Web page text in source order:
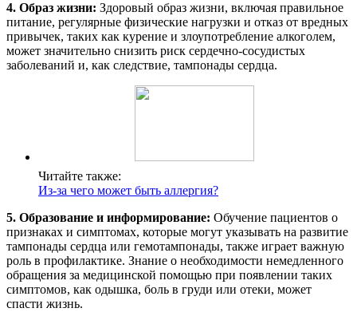
4. Образ жизни: Здоровый образ жизни, включая правильное
питание, регулярные физические нагрузки и отказ от вредных
привычек, таких как курение и злоупотребление алкоголем,
может значительно снизить риск сердечно-сосудистых
заболеваний и, как следствие, тампонады сердца.
Читайте также:
Из-за чего может быть аллергия?
5. Образование и информирование: Обучение пациентов о
признаках и симптомах, которые могут указывать на развитие
тампонады сердца или гемотампонады, также играет важную
роль в профилактике. Знание о необходимости немедленного
обращения за медицинской помощью при появлении таких
симптомов, как одышка, боль в груди или отеки, может
спасти жизнь.